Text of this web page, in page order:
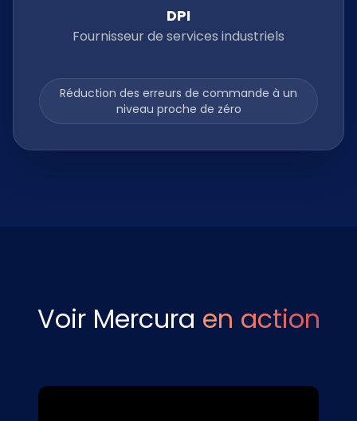
DPI
Fournisseur de services industriels
Réduction des erreurs de commande à un
niveau proche de zéro
Voir Mercura en action